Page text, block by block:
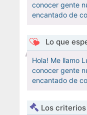
conocer gente
encantado de
Lo que
Hola! Me llamo
conocer gente
encantado de
Los